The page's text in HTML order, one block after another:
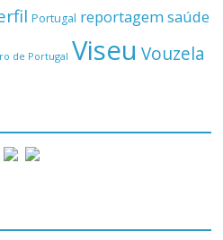
Portugal reportagemsaúde
de Portugal Viseu Vouzela